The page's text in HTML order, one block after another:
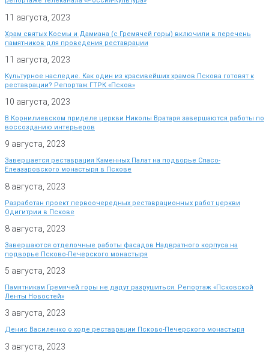
11 августа, 2023
Храм святых Космы и Дамиана (с Гремячей горы) включили в перечень
памятников для проведения реставрации
11 августа, 2023
Культурное наследие. Как один из красивейших храмов Пскова готовят к
реставрации? Репортаж ГТРК «Псков»
10 августа, 2023
В Корнилиевском приделе церкви Николы Вратаря завершаются работы по
воссозданию интерьеров
9 августа, 2023
Завершается реставрация Каменных Палат на подворье Спасо-
Елеазаровского монастыря в Пскове
8 августа, 2023
Разработан проект первоочередных реставрационных работ церкви
Одигитрии в Пскове
8 августа, 2023
Завершаются отделочные работы фасадов Надвратного корпуса на
подворье Псково-Печерского монастыря
5 августа, 2023
Памятникам Гремячей горы не дадут разрушиться. Репортаж «Псковской
Ленты Новостей»
3 августа, 2023
Денис Василенко о ходе реставрации Псково-Печерского монастыря
3 августа, 2023